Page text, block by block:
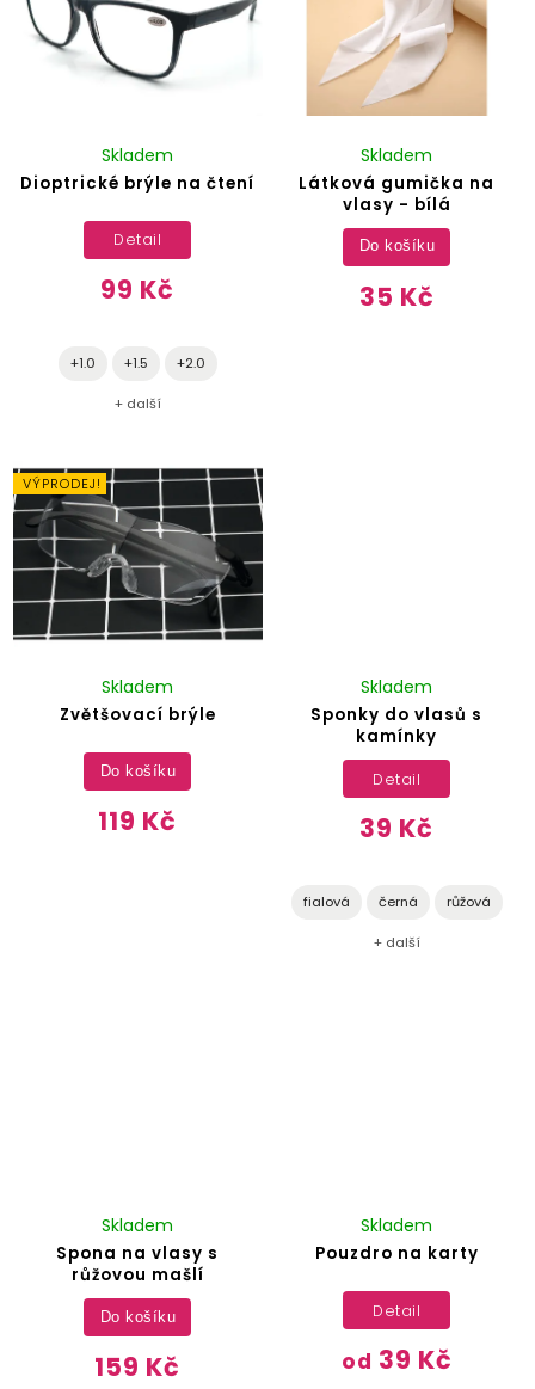
Dioptrické brýle na čtení
Skladem
99 Kč
Detail
+1.0 +1.5 +2.0
+ další
Látková gumička na
vlasy - bílá
Skladem
35 Kč
Do košíku
VÝPRODEJ!
Zvětšovací brýle
Skladem
119 Kč
Do košíku
Sponky do vlasů s
kamínky
Skladem
39 Kč
Detail
fialová černá růžová
+ další
Spona na vlasy s
růžovou mašlí
Skladem
159 Kč
Do košíku
Pouzdro na karty
Skladem
od 39 Kč
Detail